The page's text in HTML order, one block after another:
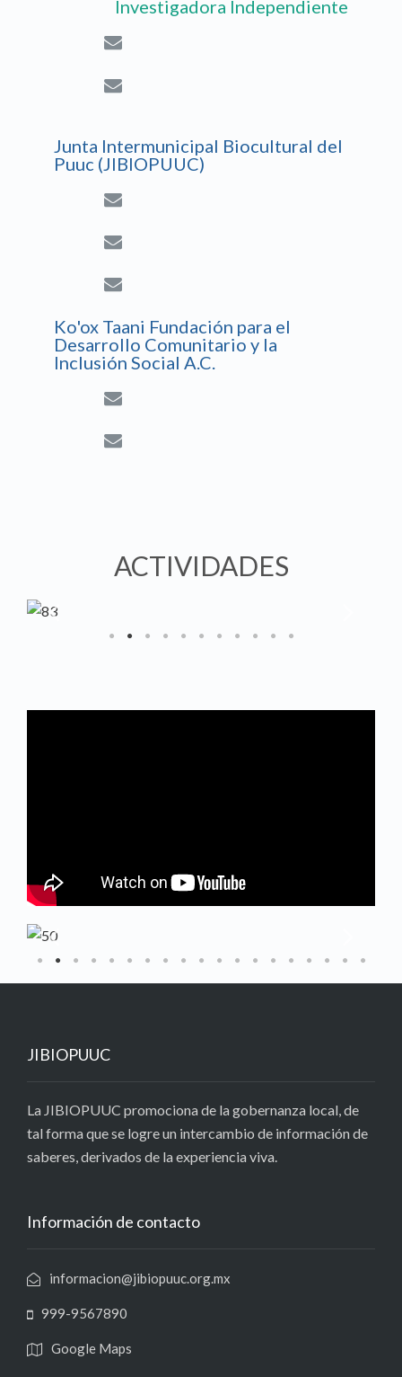
Investigadora Independiente
Junta Intermunicipal Biocultural del
Puuc (JIBIOPUUC)
Ko'ox Taani Fundación para el
Desarrollo Comunitario y la
Inclusión Social A.C.
ACTIVIDADES
JIBIOPUUC
La JIBIOPUUC promociona de la gobernanza local, de
tal forma que se logre un intercambio de información de
saberes, derivados de la experiencia viva.
Información de contacto
informacion@jibiopuuc.org.mx
999-9567890
Google Maps